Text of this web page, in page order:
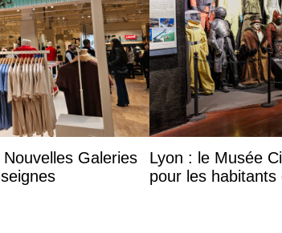
Galeries
Lyon : le Musée
pour les